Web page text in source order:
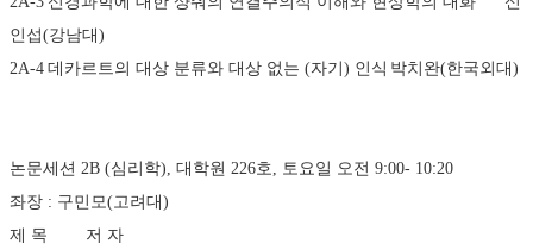
인섭(강남대)
2A-4	데카르트의 대상 분류와 대상 없는 (자기) 인식	박치완(한국외대)
논문세션 2B (심리학), 대학원 226호, 토요일 오전 9:00- 10:20
좌장 : 구민모(고려대)
제 목	저 자